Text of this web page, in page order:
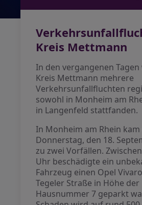
Kreis Mettmann
In den vergangenen
Kreis Mettmann mehrere
Verkehrsunfallfluchten
sowohl in Monheim am
in Langenfeld stattfanden.
In Monheim am Rhein kam
Donnerstag, den 18.
zu zwei Vorfällen.
Uhr beschädigte ein
Fahrzeug einen Opel
Tegeler Straße in Höhe der
Hausnummer 7 geparkt